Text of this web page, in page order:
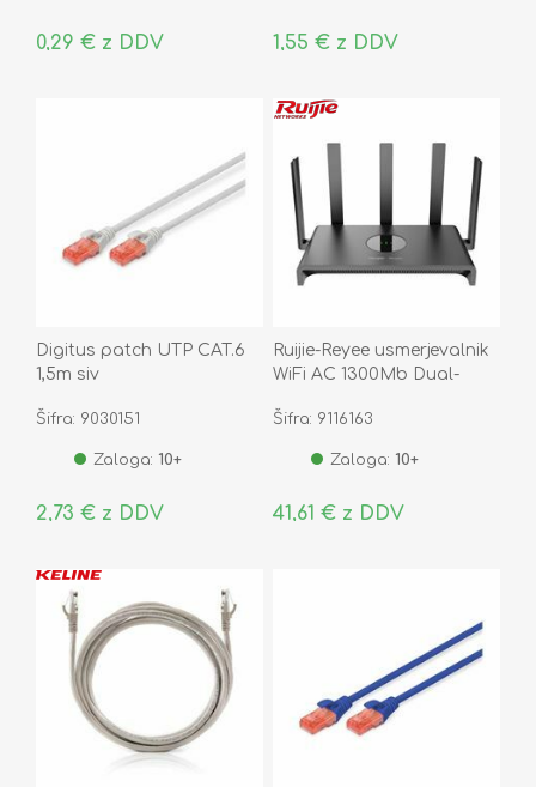
0,29 € z DDV 1,55 € z DDV
Digitus patch UTP CAT.6
1,5m siv
Šifra: 9030151
Zaloga: 10+
2,73 € z DDV
Ruijie-Reyee usmerjevalnik
WiFi AC 1300Mb Dual-
Šifra: 9116163
Zaloga: 10+
41,61 € z DDV